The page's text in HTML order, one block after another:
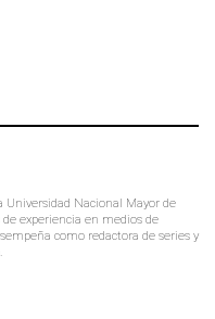
Universidad Nacional Mayor de
experiencia en medios de
como redactora de series y